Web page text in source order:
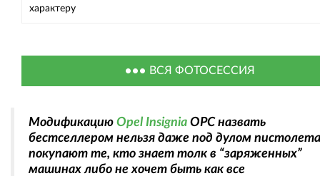
характеру
ВСЯ ФОТОСЕССИЯ
Модификацию Opel Insignia OPC назвать
бестселлером нельзя даже под дулом
покупают те, кто знает толк в “заряженных”
машинах либо не хочет быть как все